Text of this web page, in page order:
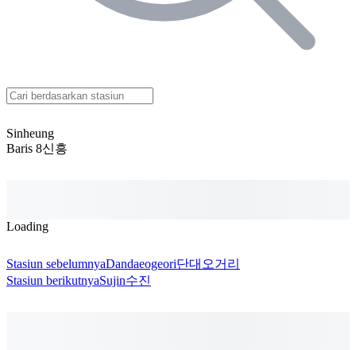
Sinheung
Baris 8신흥
Loading
Stasiun sebelumnyaDandaeogeori단대오거리
Stasiun berikutnyaSujin수진